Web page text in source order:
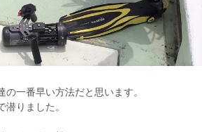
一番早い方法だと思います。
りました。